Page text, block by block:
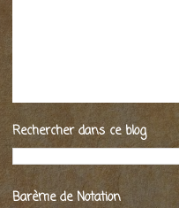
Rechercher dans ce blog
Barème de Notation